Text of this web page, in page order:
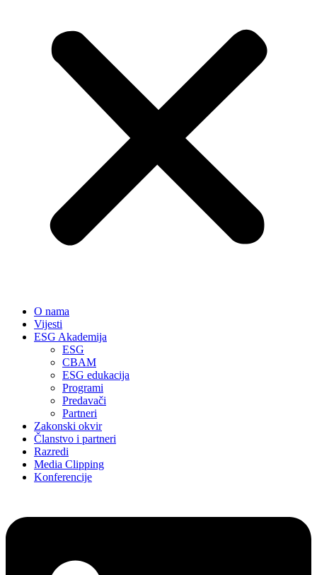
O nama
Vijesti
ESG Akademija
ESG
CBAM
ESG edukacija
Programi
Predavači
Partneri
Zakonski okvir
Članstvo i partneri
Razredi
Media Clipping
Konferencije